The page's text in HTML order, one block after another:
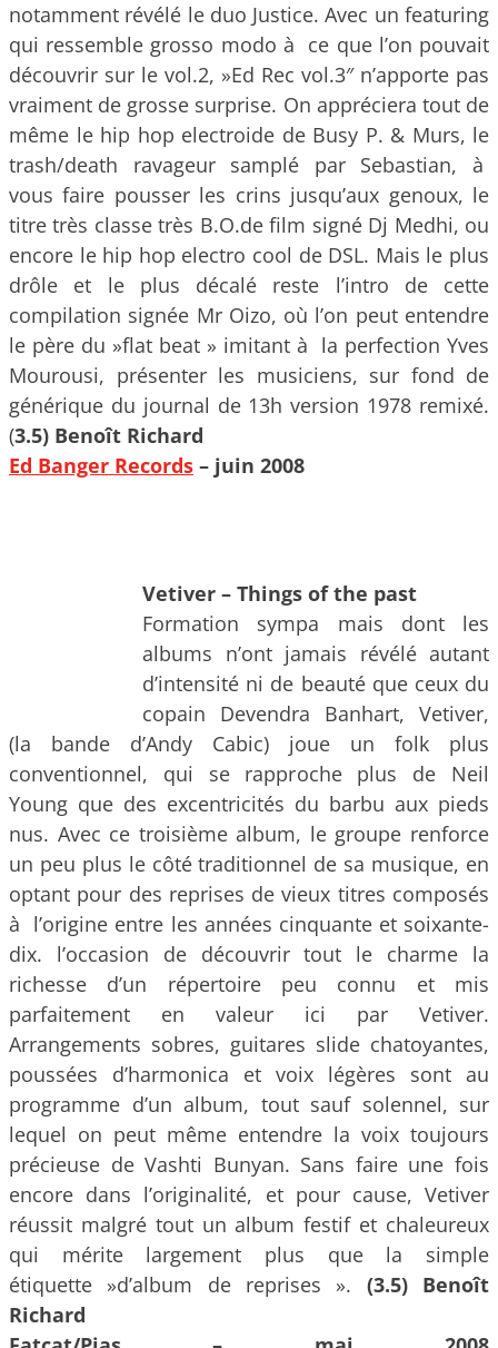
notamment révélé le duo Justice. Avec un featuring
qui ressemble grosso modo à ce que l’on pouvait
découvrir sur le vol.2, »Ed Rec vol.3″ n’apporte pas
vraiment de grosse surprise. On appréciera tout de
même le hip hop electroide de Busy P. & Murs, le
trash/death ravageur samplé par Sebastian, à
vous faire pousser les crins jusqu’aux genoux, le
titre très classe très B.O.de film signé Dj Medhi, ou
encore le hip hop electro cool de DSL. Mais le plus
drôle et le plus décalé reste l’intro de cette
compilation signée Mr Oizo, où l’on peut entendre
le père du »flat beat » imitant à la perfection Yves
Mourousi, présenter les musiciens, sur fond de
générique du journal de 13h version 1978 remixé.
(3.5) Benoît Richard
Ed Banger Records – juin 2008
Vetiver – Things of the past
Formation sympa mais dont les
albums n’ont jamais révélé autant
d’intensité ni de beauté que ceux du
copain Devendra Banhart, Vetiver,
(la bande d’Andy Cabic) joue un folk plus
conventionnel, qui se rapproche plus de Neil
Young que des excentricités du barbu aux pieds
nus. Avec ce troisième album, le groupe renforce
un peu plus le côté traditionnel de sa musique, en
optant pour des reprises de vieux titres composés
à l’origine entre les années cinquante et soixante-
dix. l’occasion de découvrir tout le charme la
richesse d’un répertoire peu connu et mis
parfaitement en valeur ici par Vetiver.
Arrangements sobres, guitares slide chatoyantes,
poussées d’harmonica et voix légères sont au
programme d’un album, tout sauf solennel, sur
lequel on peut même entendre la voix toujours
précieuse de Vashti Bunyan. Sans faire une fois
encore dans l’originalité, et pour cause, Vetiver
réussit malgré tout un album festif et chaleureux
qui mérite largement plus que la simple
étiquette »d’album de reprises ». (3.5) Benoît
Richard